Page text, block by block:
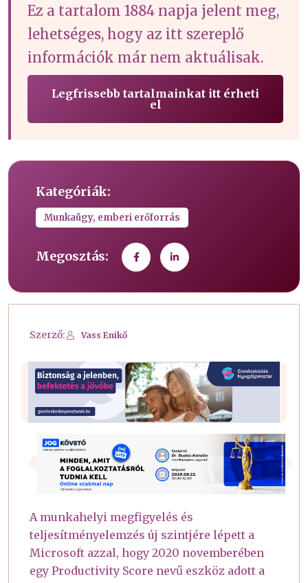
Ez a tartalom 1884 napja jelent meg,
lehetséges, hogy az itt szereplő
információk már nem aktuálisak.
Legfrissebb tartalmainkat itt érheti
el
Kategóriák:
Munkaügy, emberi erőforrás
Megosztás:
Szerző: Vass Enikő
A munkahelyi megfigyelés és
teljesítményelemzés új szintjére lépett a
Microsoft azzal, hogy 2020 novemberében
egy Productivity Score nevű eszköz adott a